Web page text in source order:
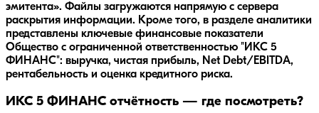
эмитента». Файлы загружаются напрямую с сервера
раскрытия информации. Кроме того, в разделе аналитики
представлены ключевые финансовые показатели
Общество с ограниченной ответственностью "ИКС 5
ФИНАНС": выручка, чистая прибыль, Net Debt/EBITDA,
рентабельность и оценка кредитного риска.
ИКС 5 ФИНАНС отчётность — где посмотреть?